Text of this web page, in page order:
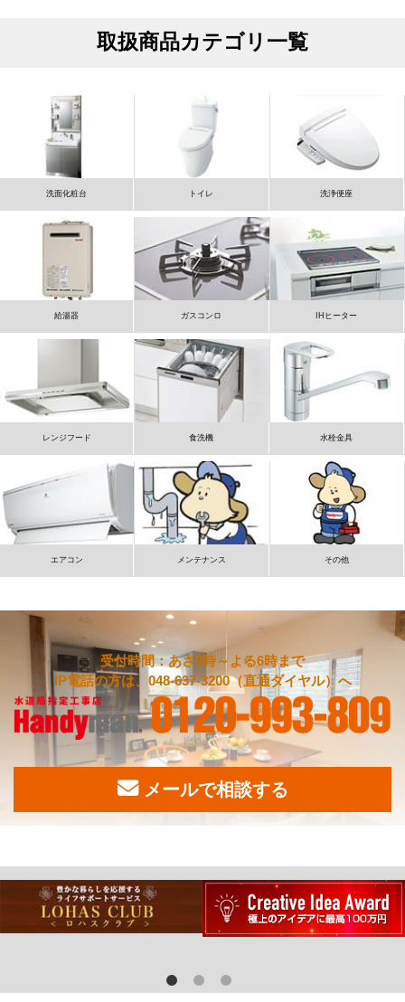
取扱商品カテゴリ一覧
洗面化粧台 トイレ 洗浄便座
給湯器 ガスコンロ IHヒーター
レンジフード 食洗機 水栓金具
エアコン メンテナンス その他
受付時間：あさ9時～よる6時まで
IP電話の方は、048-637-3200（直通ダイヤル）へ
メールで相談する